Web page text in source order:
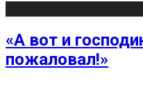
«А вот и
пожаловал!»